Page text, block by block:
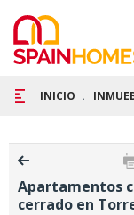
INICIO
Apartamentos
cerrado en